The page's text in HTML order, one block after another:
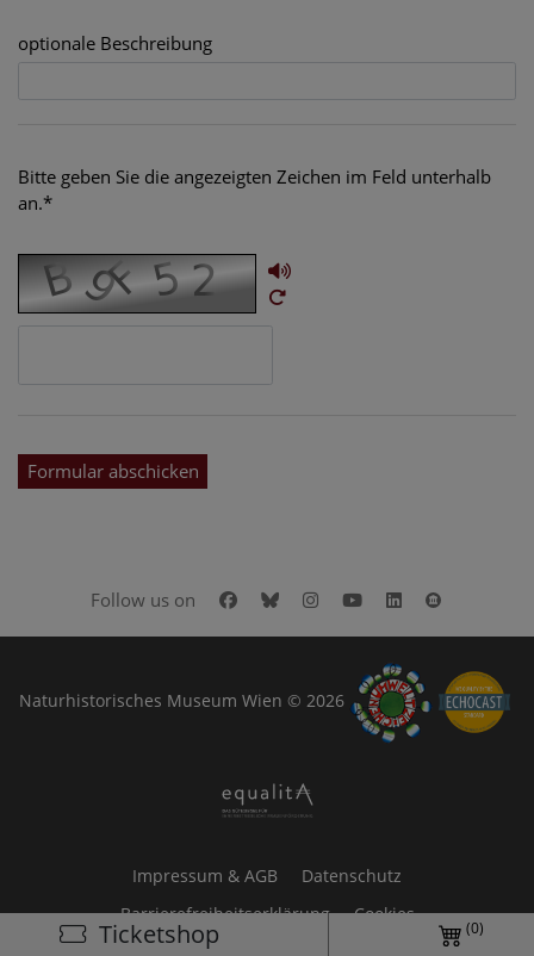
optionale Beschreibung
Bitte geben Sie die angezeigten Zeichen im Feld unterhalb
an.*
Audio Player
Reload
Formular abschicken
Follow us on Facebook
BlueskyInstagram
YoutubeLinkedIn
Ticketshop (0)
Naturhistorisches Museum Wien © 2026
Impressum & AGB
Datenschutz
Barrierefreiheitserklärung
Cookies